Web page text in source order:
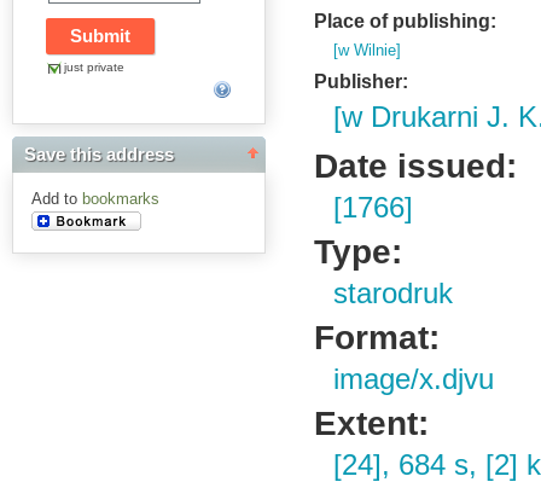
just private
Save this address
Add to bookmarks
Place of publishing:
[w Wilnie]
Publisher:
[w Drukarni J.
Date issued:
[1766]
Type:
starodruk
Format:
image/x.djvu
Extent:
[24], 684 s, [2]